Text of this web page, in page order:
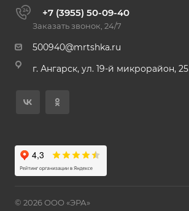
+7 (3955) 50-09-40
Заказать звонок, 24/7
500940@mrtshka.ru
г. Ангарск, ул. 19-й микрорайон, 25
© 2026 ООО «ЭРА»